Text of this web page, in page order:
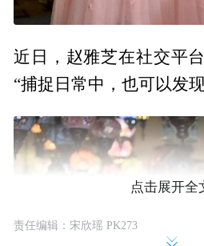
近日，赵雅芝在社交平
“捕捉日常中，也可以发
点击展开全
责任编辑：宋欣瑶 PK273